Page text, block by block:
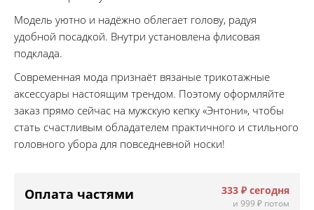
Модель уютно и надёжно облегает голову, радуя
удобной посадкой. Внутри установлена флисовая
подклада.
Современная мода признаёт вязаные трикотажные
аксессуары настоящим трендом. Поэтому оформляйте
заказ прямо сейчас на мужскую кепку «Энтони», чтобы
стать счастливым обладателем практичного и стильного
головного убора для повседневной носки!
Оплата частями 333 ₽ сегодня
и 999 ₽ потом